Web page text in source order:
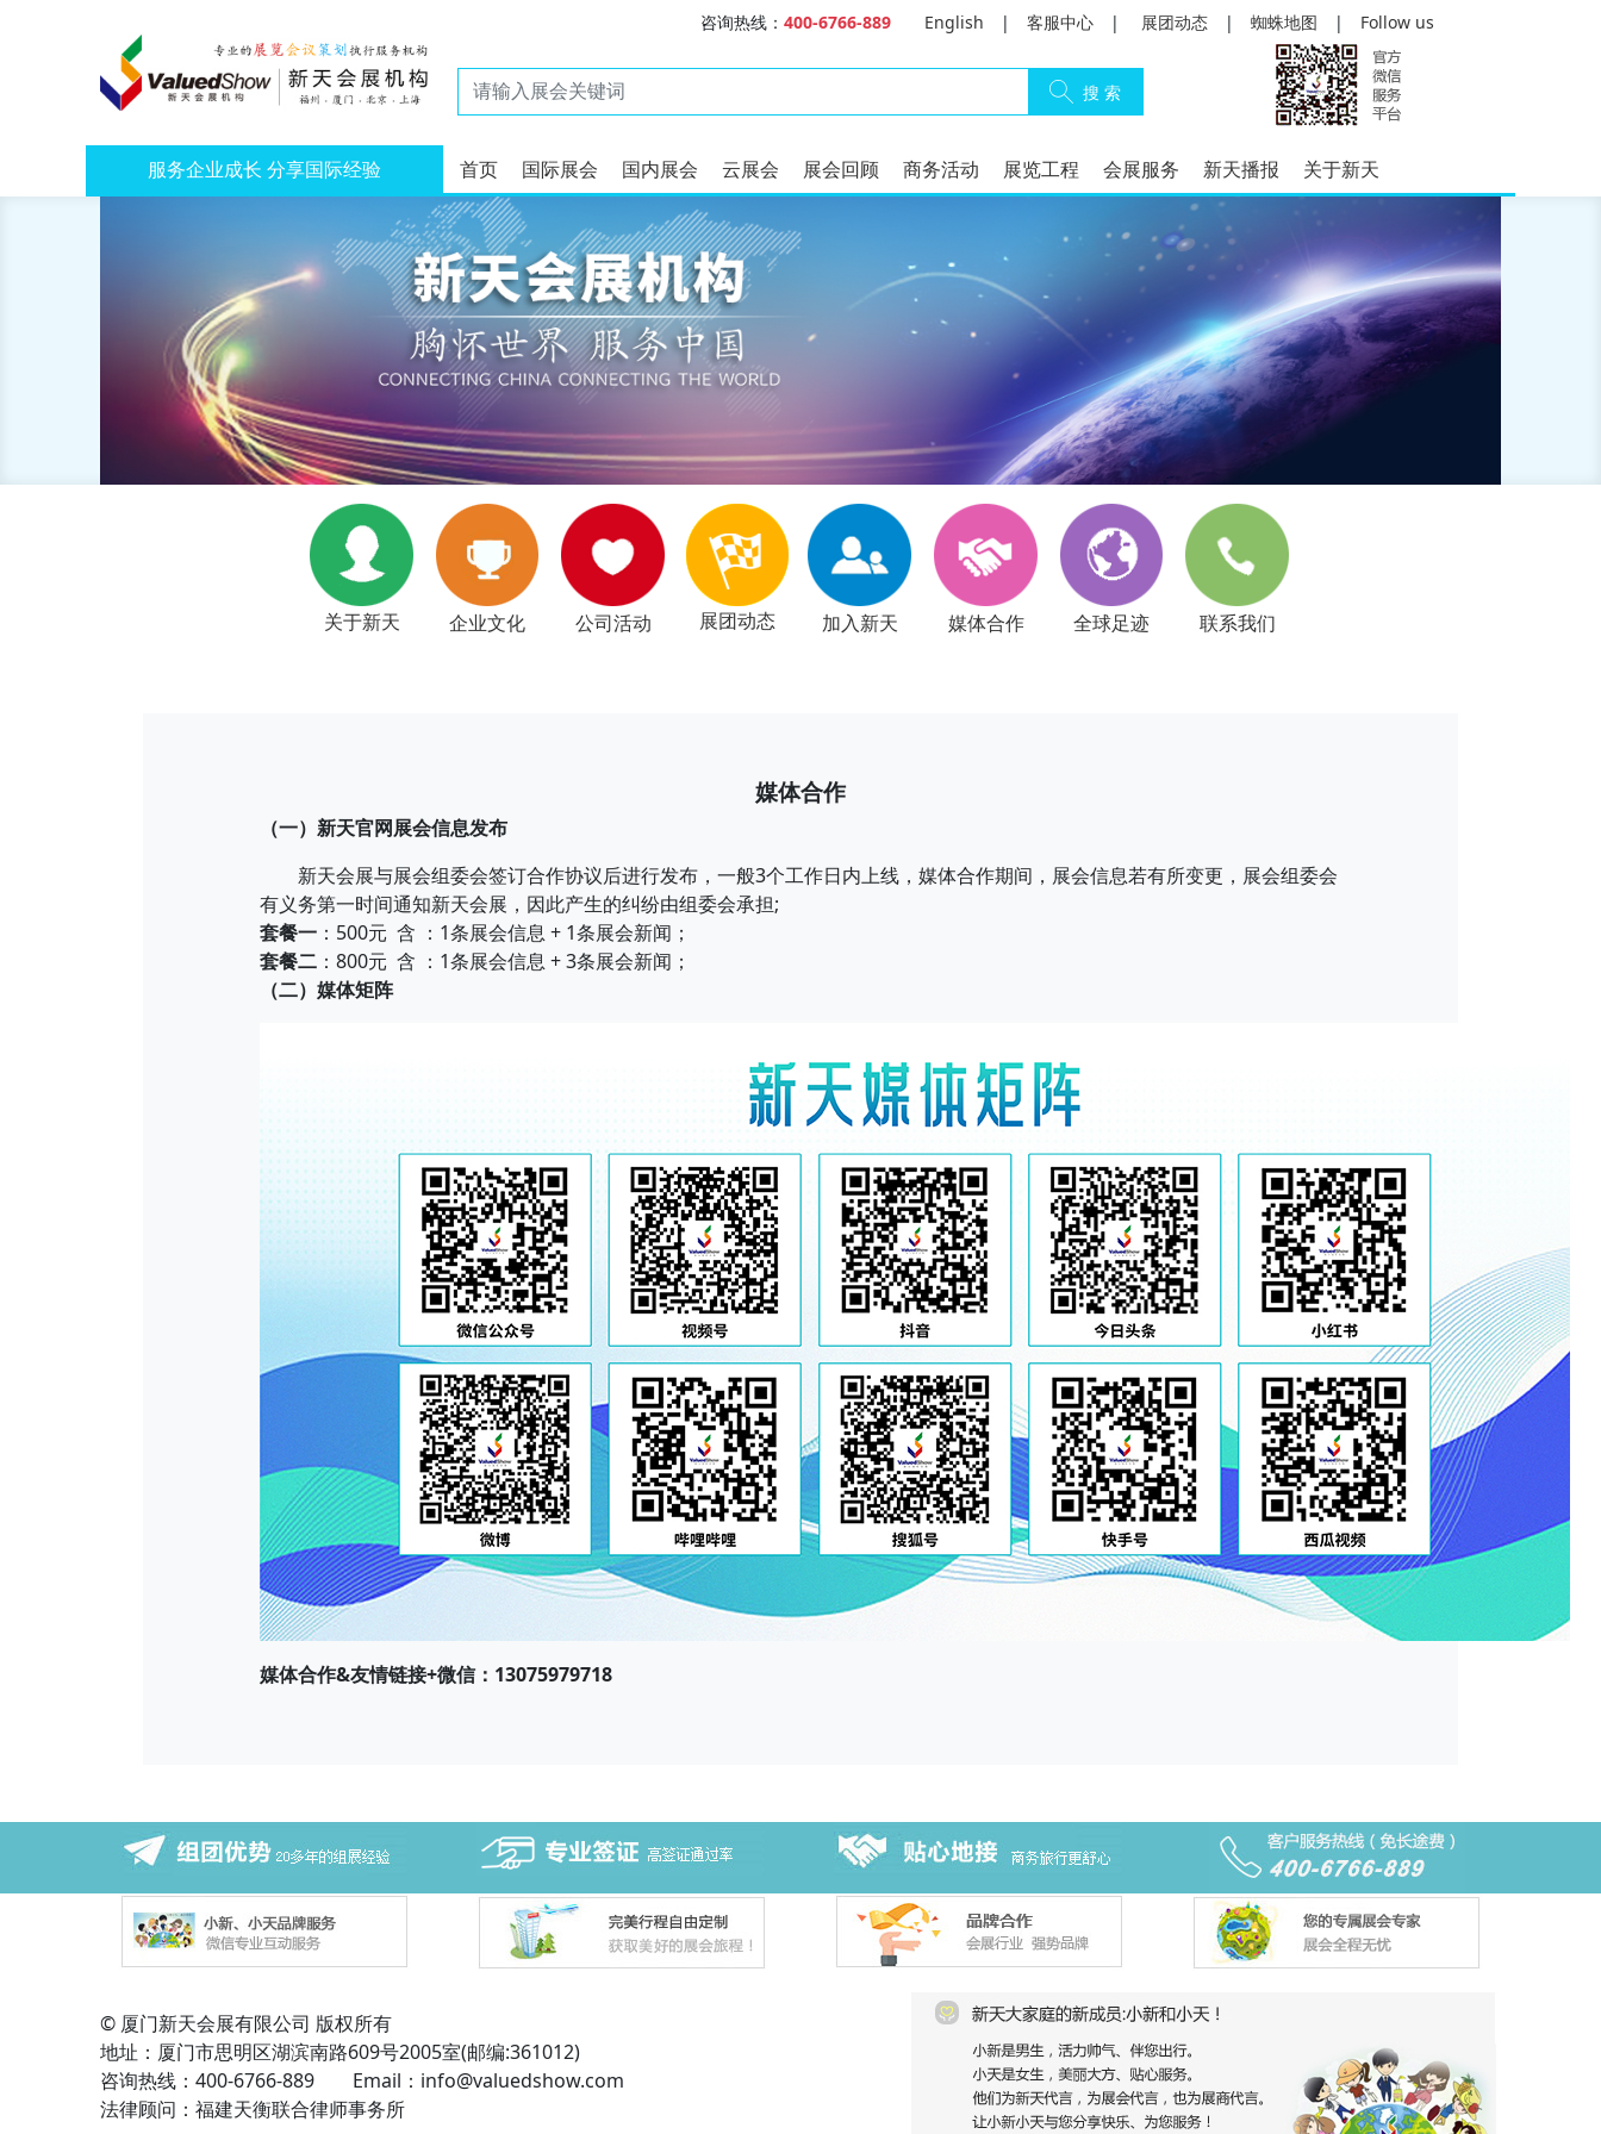
咨询热线： 400-6766-889 English | 客服中心 | 展团动态 | 蜘蛛地图 | Follow us
服务企业成长 分享国际经验 首页 国际展会 国内展会 云展会 展会回顾 商务活动 展览工程 会展服务 新天播报 关于新天
关于新天 企业文化 公司活动 展团动态 加入新天 媒体合作 全球足迹 联系我们
媒体合作
（一）新天官网展会信息发布
新天会展与展会组委会签订合作协议后进行发布，一般3个工作日内上线，媒体合作期间，展会信息若有所变更，展会组委会
有义务第一时间通知新天会展，因此产生的纠纷由组委会承担;
套餐一 ：500元 含 ：1条展会信息 + 1条展会新闻；
套餐二 ：800元 含 ：1条展会信息 + 3条展会新闻；
（二）媒体矩阵
媒体合作&友情链接+微信：13075979718
© 厦门新天会展有限公司 版权所有
地址：厦门市思明区湖滨南路609号2005室(邮编:361012)
咨询热线：400-6766-889 Email：info@valuedshow.com
法律顾问：福建天衡联合律师事务所